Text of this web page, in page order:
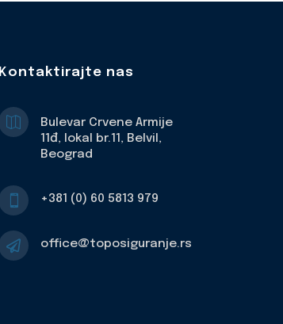
Kontaktirajte nas

Bulevar Crvene Armije
11đ, lokal br.11, Belvil,
Beograd
 +381 (0) 60 5813 979
 office@toposiguranje.rs